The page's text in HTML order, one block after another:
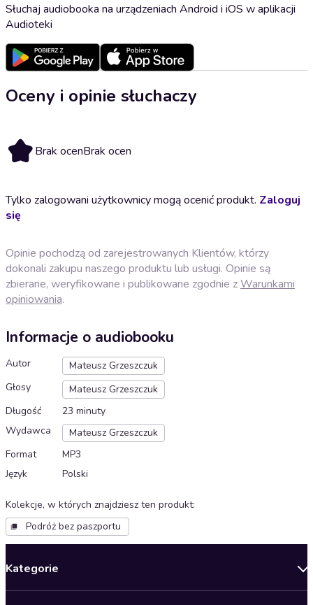
Słuchaj audiobooka na urządzeniach Android i iOS w aplikacji
Audioteki
Oceny i opinie słuchaczy
Brak ocenBrak ocen
Tylko zalogowani użytkownicy mogą ocenić produkt. Zaloguj
się
Opinie pochodzą od zarejestrowanych Klientów, którzy
dokonali zakupu naszego produktu lub usługi. Opinie są
zbierane, weryfikowane i publikowane zgodnie zWarunkami
opiniowania.
Informacje o audiobooku
Autor
Mateusz Grzeszczuk
Głosy
Mateusz Grzeszczuk
Długość
23 minuty
Wydawca
Mateusz Grzeszczuk
Format
MP3
Język
Polski
Kolekcje, w których znajdziesz ten produkt:
Podróż bez paszportu
Kategorie